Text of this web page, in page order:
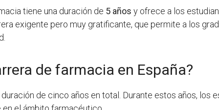
tiene una duración de 5 años y ofrece a los
exigente pero muy gratificante, que permite a los
de farmacia en España?
de cinco años en total. Durante estos años, los